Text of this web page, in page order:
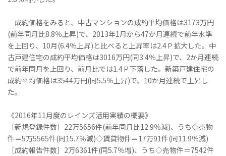
成約価格をみると、中古マンションの成約平均価格は3173万円
(前年同月比8.8％上昇)で、2013年1月から47か月連続で前年水準
を上回り、10月(6.4％上昇)と比べると上昇率は2.4Ｐ拡大した。中
古戸建住宅の成約平均価格は3016万円(同3.4％上昇)で、2か月連続
で前年同月を上回り、前月比では1.4Ｐ下落した。新築戸建住宅の
成約平均価格は3544万円(同5.5％上昇)で、10か月連続で上昇し
た。
《2016年11月度のレインズ活用実績の概要》
［新規登録件数］22万5656件(前年同月比12.9％減)、うち◇売物
件＝5万5565件(同15.7％減)◇賃貸物件＝17万91件(同11.9％減)
［成約報告件数］2万6361件(同5.7％増)、うち◇売物件＝7542件